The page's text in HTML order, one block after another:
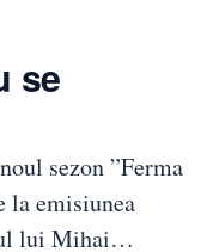
se
sezon ”Ferma
la emisiunea
lui Mihai…